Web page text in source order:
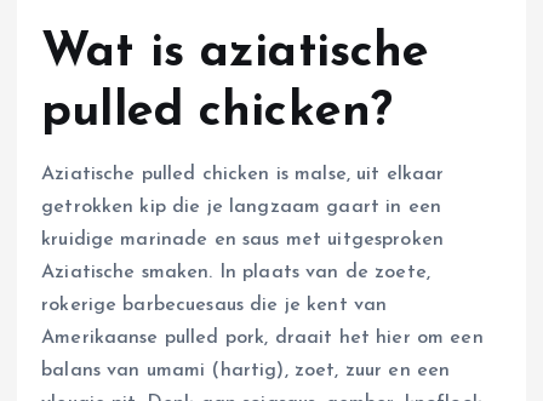
Wat is aziatische
pulled chicken?
Aziatische pulled chicken is malse, uit elkaar
getrokken kip die je langzaam gaart in een
kruidige marinade en saus met uitgesproken
Aziatische smaken. In plaats van de zoete,
rokerige barbecuesaus die je kent van
Amerikaanse pulled pork, draait het hier om een
balans van umami (hartig), zoet, zuur en een